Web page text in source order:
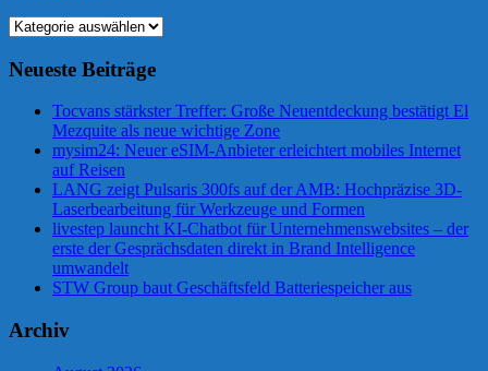
Kategorien
Neueste Beiträge
Tocvans stärkster Treffer: Große Neuentdeckung bestätigt El
Mezquite als neue wichtige Zone
mysim24: Neuer eSIM-Anbieter erleichtert mobiles Internet
auf Reisen
LANG zeigt Pulsaris 300fs auf der AMB: Hochpräzise 3D-
Laserbearbeitung für Werkzeuge und Formen
livestep launcht KI-Chatbot für Unternehmenswebsites – der
erste der Gesprächsdaten direkt in Brand Intelligence
umwandelt
STW Group baut Geschäftsfeld Batteriespeicher aus
Archiv